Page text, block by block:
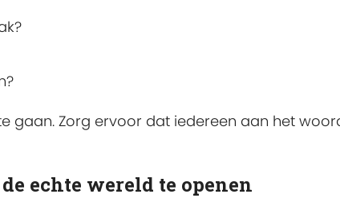
gaan. Zorg ervoor dat iedereen aan het
echte wereld te openen